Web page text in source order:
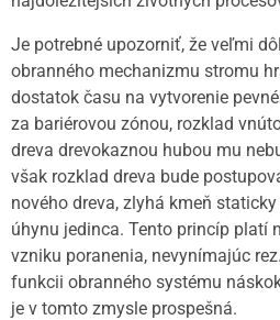
Je potrebné upozorniť, že veľmi
obranného mechanizmu stromu
dostatok času na vytvorenie
za bariérovou zónou, rozklad
dreva drevokaznou hubou mu
však rozklad dreva bude
nového dreva, zlyhá kmeň
úhynu jedinca. Tento princíp platí
vzniku poranenia, nevynímajúc
funkcii obranného systému
je v tomto zmysle prospešná.